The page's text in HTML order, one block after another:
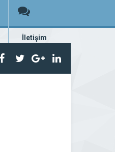
İletişim
Bize ulaşın